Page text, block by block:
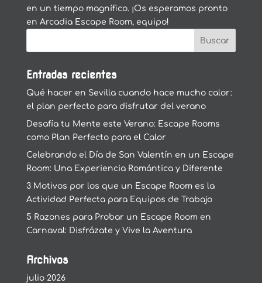
en un tiempo magnífico. ¡Os esperamos pronto
en Arcadia Escape Room, equipo!
Entradas recientes
Qué hacer en Sevilla cuando hace mucho calor:
el plan perfecto para disfrutar del verano
Desafía tu Mente este Verano: Escape Rooms
como Plan Perfecto para el Calor
Celebrando el Día de San Valentín en un Escape
Room: Una Experiencia Romántica y Diferente
3 Motivos por los que un Escape Room es la
Actividad Perfecta para Equipos de Trabajo
5 Razones para Probar un Escape Room en
Carnaval: Disfrázate y Vive la Aventura
Archivos
julio 2026